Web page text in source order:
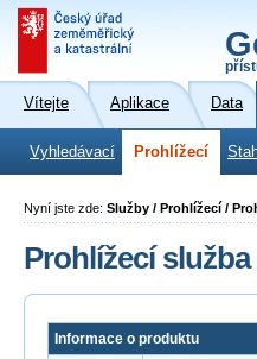
Vítejte Aplikace Data
Vyhledávací Prohlížecí
Nyní jste zde: Služby / Prohlížecí /
Prohlížecí
Informace o produktu